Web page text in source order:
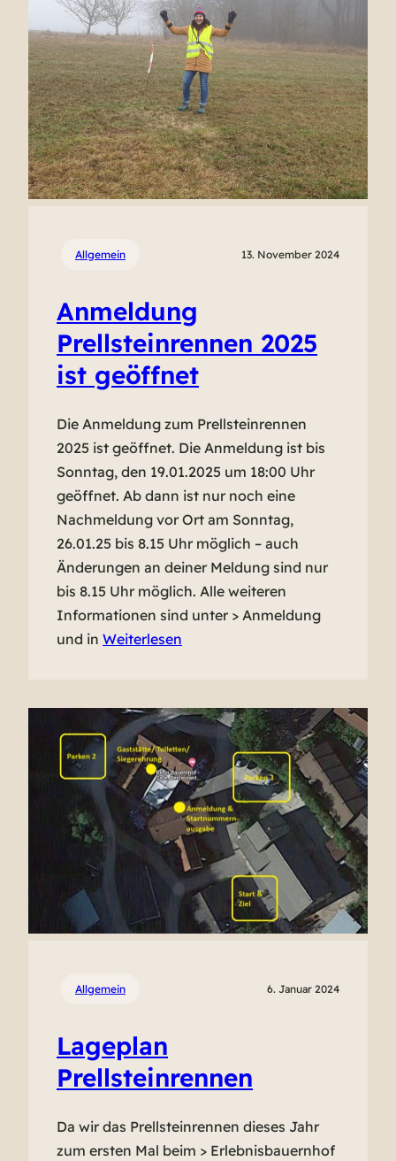
Allgemein 13. November 2024
Anmeldung
Prellsteinrennen 2025
ist geöffnet
Die Anmeldung zum Prellsteinrennen
2025 ist geöffnet. Die Anmeldung ist bis
Sonntag, den 19.01.2025 um 18:00 Uhr
geöffnet. Ab dann ist nur noch eine
Nachmeldung vor Ort am Sonntag,
26.01.25 bis 8.15 Uhr möglich – auch
Änderungen an deiner Meldung sind nur
bis 8.15 Uhr möglich. Alle weiteren
Informationen sind unter > Anmeldung
und in Weiterlesen
Allgemein 6. Januar 2024
Lageplan
Prellsteinrennen
Da wir das Prellsteinrennen dieses Jahr
zum ersten Mal beim > Erlebnisbauernhof